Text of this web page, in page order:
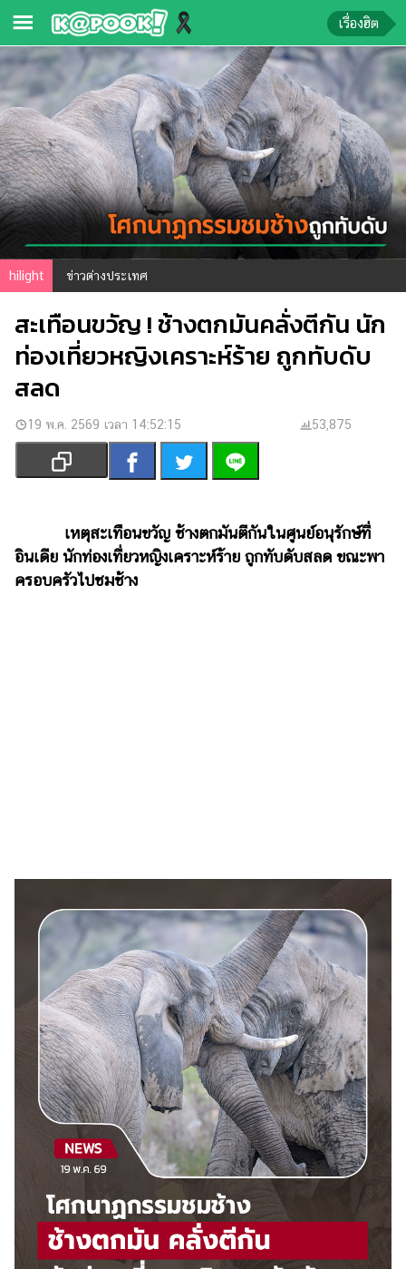
ข่าว-
ความ
รู้
ข่าว
ข่าว
บันเทิง
ตรวจ
หวย
ผล
บอล
สด
การ
การ
ศึกษา
รูปภาพ
ดู
วง
หญิง
ผู้ชาย
สุขภาพ
ท่อง
เที่ยว
สูตร
อาหาร
ปิ้ง
รถยนต์
เรื่องฮิต
hilight ข่าวต่างประเทศ
สะเทือนขวัญ ! ช้างตกมันคลั่งตีกัน นัก
ท่องเที่ยวหญิงเคราะห์ร้าย ถูกทับดับ
สลด
19 พ.ค. 2569 เวลา 14:52:15 53,875
เหตุสะเทือนขวัญ ช้างตกมันตีกันในศูนย์อนุรักษ์ที่
อินเดีย นักท่องเที่ยวหญิงเคราะห์ร้าย ถูกทับดับสลด ขณะพา
ครอบครัวไปชมช้าง